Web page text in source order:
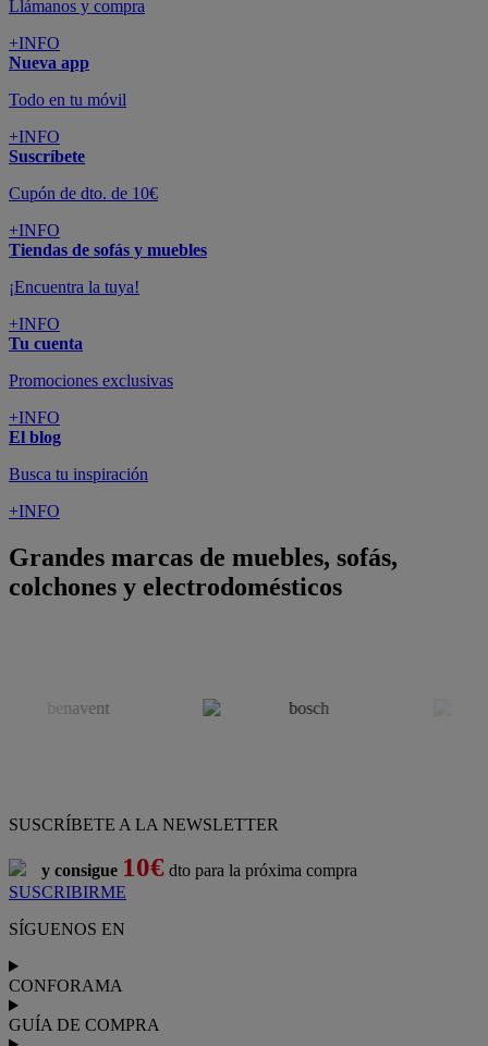
Llámanos y compra
+INFO
Nueva app
Todo en tu móvil
+INFO
Suscríbete
Cupón de dto. de 10€
+INFO
Tiendas de sofás y muebles
¡Encuentra la tuya!
+INFO
Tu cuenta
Promociones exclusivas
+INFO
El blog
Busca tu inspiración
+INFO
Grandes marcas de muebles, sofás,
colchones y electrodomésticos
SUSCRÍBETE A LA NEWSLETTER
y consigue 10€ dto para la próxima compra
SUSCRIBIRME
SÍGUENOS EN
CONFORAMA
GUÍA DE COMPRA